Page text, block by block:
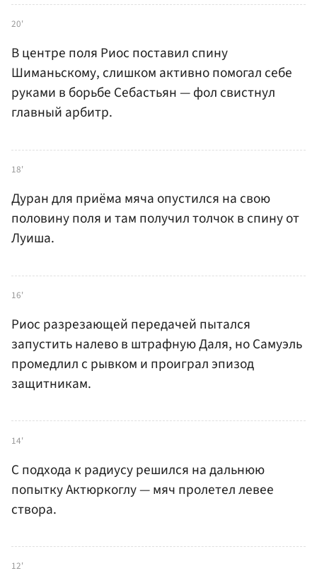
20'
В центре поля Риос поставил спину
Шиманьскому, слишком активно помогал себе
руками в борьбе Себастьян — фол свистнул
главный арбитр.
18'
Дуран для приёма мяча опустился на свою
половину поля и там получил толчок в спину от
Луиша.
16'
Риос разрезающей передачей пытался
запустить налево в штрафную Даля, но Самуэль
промедлил с рывком и проиграл эпизод
защитникам.
14'
С подхода к радиусу решился на дальнюю
попытку Актюркоглу — мяч пролетел левее
створа.
12'